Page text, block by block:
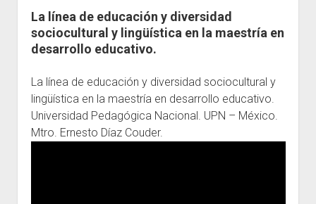
General
Escuelas
La línea de educación y diversidad
sociocultural y lingüística en la maestría en
desarrollo educativo.
La línea de educación y diversidad sociocultural y
lingüística en la maestría en desarrollo educativo.
Universidad Pedagógica Nacional. UPN – México.
Mtro. Ernesto Díaz Couder.